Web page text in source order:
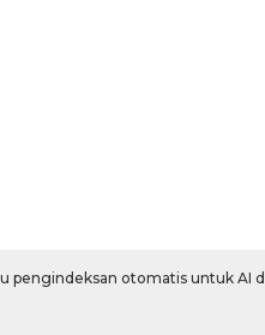
otomatis untuk AI
HUT ke-80